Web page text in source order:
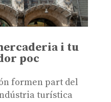
i tu
poc
formen part del
turística